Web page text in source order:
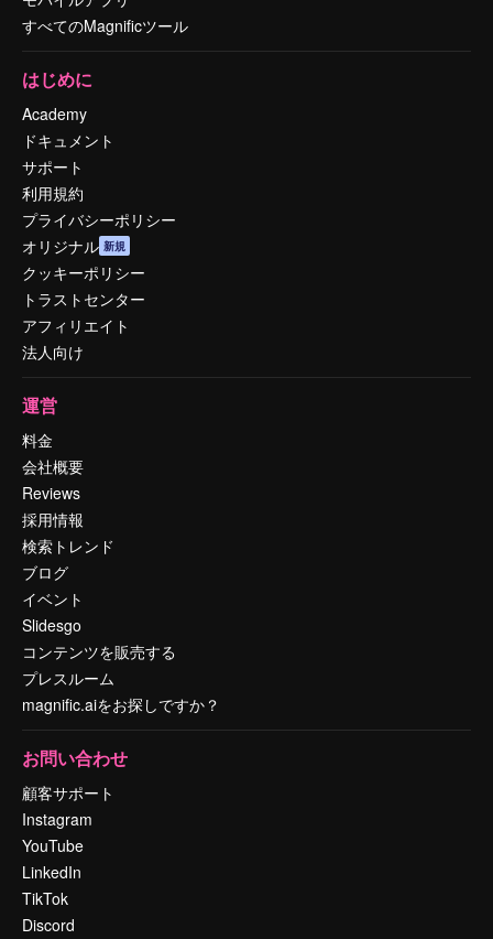
すべてのMagnificツール
はじめに
Academy
ドキュメント
サポート
利用規約
プライバシーポリシー
オリジナル 新規
クッキーポリシー
トラストセンター
アフィリエイト
法人向け
運営
料金
会社概要
Reviews
採用情報
検索トレンド
ブログ
イベント
Slidesgo
コンテンツを販売する
プレスルーム
magnific.aiをお探しですか？
お問い合わせ
顧客サポート
Instagram
YouTube
LinkedIn
TikTok
Discord